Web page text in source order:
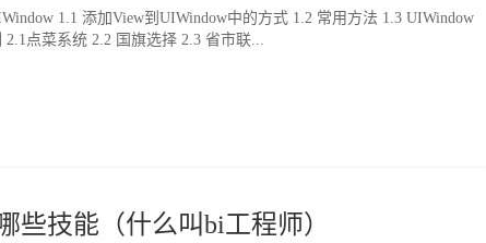
1.1 添加View到UIWindow中的方式 1.2 常用方法 1.3 UIWindow
点菜系统 2.2 国旗选择 2.3 省市联...
些技能（什么叫bi工程师）